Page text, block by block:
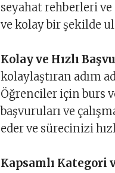
seyahat rehberleri ve
ve kolay bir şekilde
Kolay ve Hızlı
kolaylaştıran adım
Öğrenciler için burs
başvuruları ve
eder ve sürecinizi
Kapsamlı Kategori